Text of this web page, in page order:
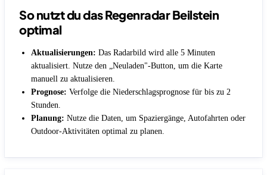
So nutzt du das Regenradar Beilstein
optimal
Aktualisierungen: Das Radarbild wird alle 5 Minuten
aktualisiert. Nutze den „Neuladen"-Button, um die Karte
manuell zu aktualisieren.
Prognose: Verfolge die Niederschlagsprognose für bis zu 2
Stunden.
Planung: Nutze die Daten, um Spaziergänge, Autofahrten oder
Outdoor-Aktivitäten optimal zu planen.